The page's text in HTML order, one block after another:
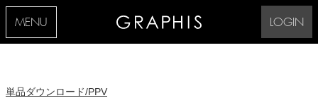
MENU LOGIN
単品ダウンロード/PPV